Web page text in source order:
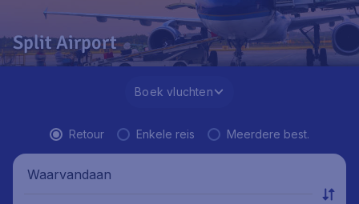
Split Airport
Boek vluchten
Retour Enkele reis Meerdere best.
Waarvandaan